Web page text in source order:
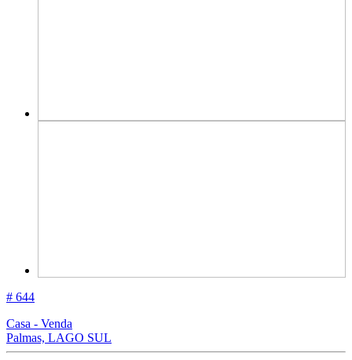
# 644
Casa - Venda
Palmas, LAGO SUL